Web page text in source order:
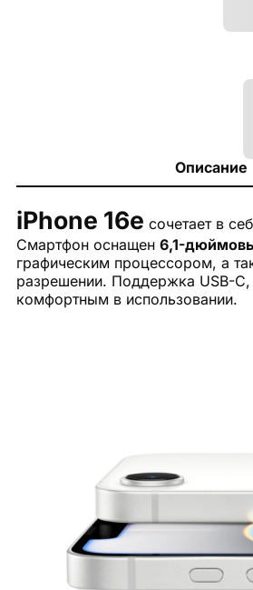
Описание
iPhone 16e сочетает в
Смартфон оснащен 6,1-
графическим процессором, а
разрешении. Поддержка USB-
комфортным в использовании.